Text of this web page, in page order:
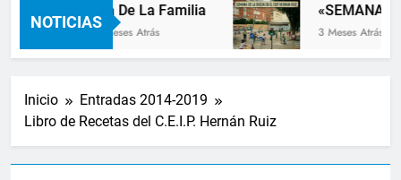
NOTICIAS
Dia De La Familia
2 Meses Atrás
«SEMANA
3 Meses Atrás
Inicio
Entradas 2014-2019
Libro de Recetas del C.E.I.P. Hernán Ruiz